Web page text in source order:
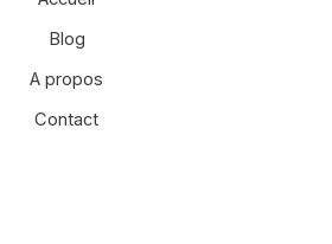
Blog
A propos
Contact